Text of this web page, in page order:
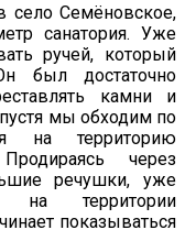
село Семёновское,
санатория. Уже
ручей, который
был достаточно
камни и
мы обходим по
на территорию
через
речушки, уже
на территории
показываться